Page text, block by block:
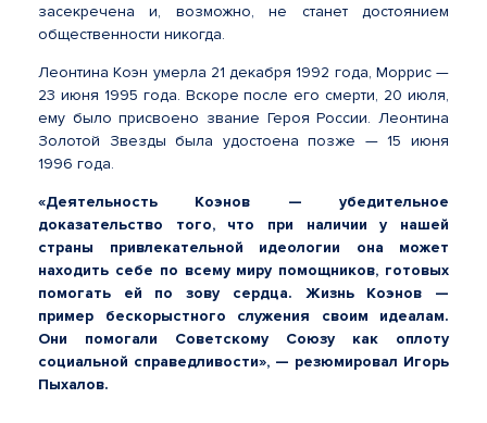
засекречена и, возможно, не станет достоянием
общественности никогда.
Леонтина Коэн умерла 21 декабря 1992 года, Моррис —
23 июня 1995 года. Вскоре после его смерти, 20 июля,
ему было присвоено звание Героя России. Леонтина
Золотой Звезды была удостоена позже — 15 июня
1996 года.
«Деятельность Коэнов — убедительное
доказательство того, что при наличии у нашей
страны привлекательной идеологии она может
находить себе по всему миру помощников, готовых
помогать ей по зову сердца. Жизнь Коэнов —
пример бескорыстного служения своим идеалам.
Они помогали Советскому Союзу как оплоту
социальной справедливости», — резюмировал Игорь
Пыхалов.